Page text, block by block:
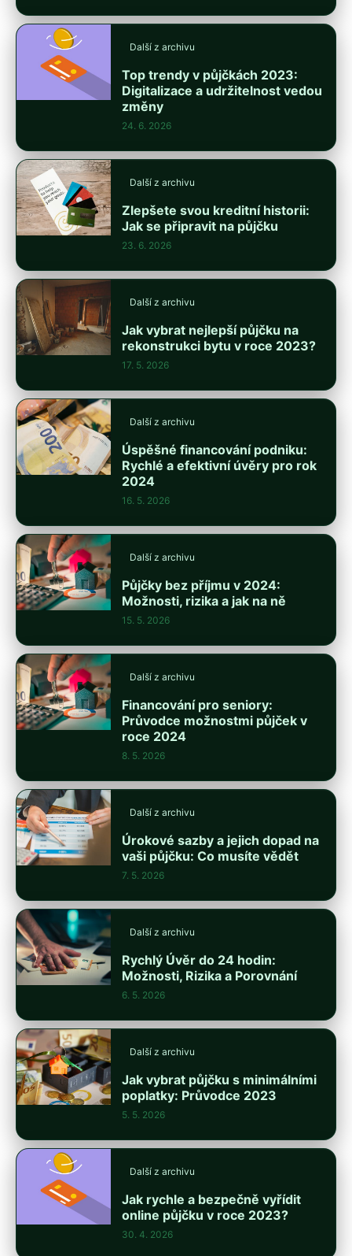
Další z archivu
Top trendy v půjčkách 2023:
Digitalizace a udržitelnost vedou
změny
24. 6. 2026
Další z archivu
Zlepšete svou kreditní historii:
Jak se připravit na půjčku
23. 6. 2026
Další z archivu
Jak vybrat nejlepší půjčku na
rekonstrukci bytu v roce 2023?
17. 5. 2026
Další z archivu
Úspěšné financování podniku:
Rychlé a efektivní úvěry pro rok
2024
16. 5. 2026
Další z archivu
Půjčky bez příjmu v 2024:
Možnosti, rizika a jak na ně
15. 5. 2026
Další z archivu
Financování pro seniory:
Průvodce možnostmi půjček v
roce 2024
8. 5. 2026
Další z archivu
Úrokové sazby a jejich dopad na
vaši půjčku: Co musíte vědět
7. 5. 2026
Další z archivu
Rychlý Úvěr do 24 hodin:
Možnosti, Rizika a Porovnání
6. 5. 2026
Další z archivu
Jak vybrat půjčku s minimálními
poplatky: Průvodce 2023
5. 5. 2026
Další z archivu
Jak rychle a bezpečně vyřídit
online půjčku v roce 2023?
30. 4. 2026